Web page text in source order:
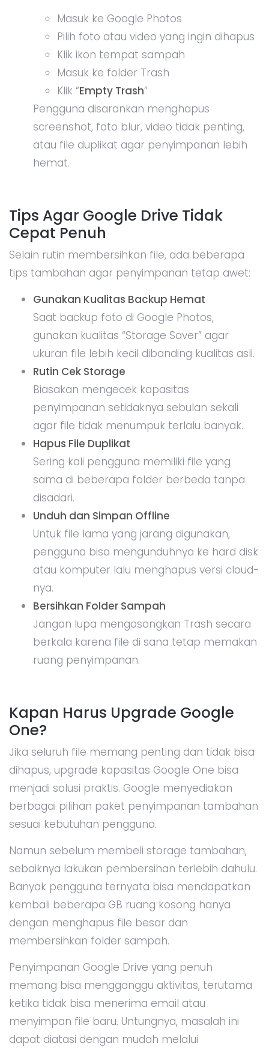
Masuk ke Google Photos
Pilih foto atau video yang ingin dihapus
Klik ikon tempat sampah
Masuk ke folder Trash
Klik “Empty Trash”
Pengguna disarankan menghapus
screenshot, foto blur, video tidak penting,
atau file duplikat agar penyimpanan lebih
hemat.
Tips Agar Google Drive Tidak
Cepat Penuh
Selain rutin membersihkan file, ada beberapa
tips tambahan agar penyimpanan tetap awet:
Gunakan Kualitas Backup Hemat
Saat backup foto di Google Photos,
gunakan kualitas “Storage Saver” agar
ukuran file lebih kecil dibanding kualitas asli.
Rutin Cek Storage
Biasakan mengecek kapasitas
penyimpanan setidaknya sebulan sekali
agar file tidak menumpuk terlalu banyak.
Hapus File Duplikat
Sering kali pengguna memiliki file yang
sama di beberapa folder berbeda tanpa
disadari.
Unduh dan Simpan Offline
Untuk file lama yang jarang digunakan,
pengguna bisa mengunduhnya ke hard disk
atau komputer lalu menghapus versi cloud-
nya.
Bersihkan Folder Sampah
Jangan lupa mengosongkan Trash secara
berkala karena file di sana tetap memakan
ruang penyimpanan.
Kapan Harus Upgrade Google
One?
Jika seluruh file memang penting dan tidak bisa
dihapus, upgrade kapasitas Google One bisa
menjadi solusi praktis. Google menyediakan
berbagai pilihan paket penyimpanan tambahan
sesuai kebutuhan pengguna.
Namun sebelum membeli storage tambahan,
sebaiknya lakukan pembersihan terlebih dahulu.
Banyak pengguna ternyata bisa mendapatkan
kembali beberapa GB ruang kosong hanya
dengan menghapus file besar dan
membersihkan folder sampah.
Penyimpanan Google Drive yang penuh
memang bisa mengganggu aktivitas, terutama
ketika tidak bisa menerima email atau
menyimpan file baru. Untungnya, masalah ini
dapat diatasi dengan mudah melalui